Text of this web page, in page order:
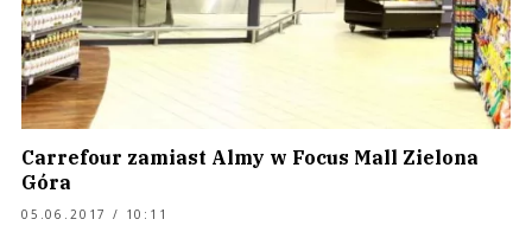
Carrefour zamiast Almy w Focus Mall Zielona
Góra
05.06.2017 / 10:11